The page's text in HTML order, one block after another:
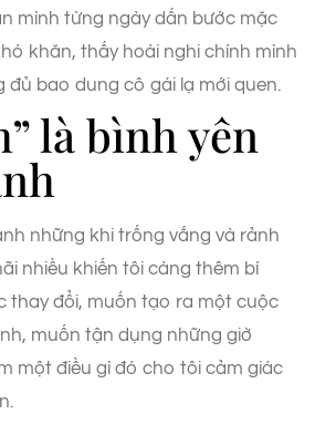
mình từng ngày dấn bước mặc
khăn, thấy hoài nghi chính mình
đủ bao dung cô gái lạ mới quen.
là bình yên
những khi trống vắng và rảnh
nhiều khiến tôi càng thêm bí
thay đổi, muốn tạo ra một cuộc
muốn tận dụng những giờ
một điều gì đó cho tôi cảm giác